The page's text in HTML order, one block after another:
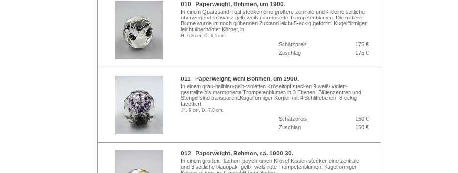
010 Paperweight, Böhmen, um 1900.
In einem Quarzsand-Topf stecken eine größere zentrale und 4 kleine seitliche
überwiegend schwarz-gelb-weiß marmorierte Trompetenblumen. Die mittlere
Blume wurde im noch glühenden Zustand leicht 5-eckig geformt. Kugelförmiger,
leicht überhöhter Körper, in
H. 6,3 cm, D. 6,5 cm.
Schätzpreis
175 €
Zuschlag
175 €
011 Paperweight, wohl Böhmen, um 1900.
In einem grau-hellblau-gelb-violetten Kröseltopf stecken 9 weiß/ violett-
gestreifte bis marmorierte Trompetenblumen in 3 Ebenen, Blütenzentren und
Stengel sind transparent.Kugelförmiger Körper mit 4 Schliffebenen, 8-eckig
facettiert
.H. 9 cm, D. 7,8 cm.
Schätzpreis
150 €
Zuschlag
150 €
012 Paperweight, Böhmen, ca. 1900-30.
In einem großen, flachen, poychromen Krösel-Kissen stecken eine zentrale
und 3 seitliche blauopak- gelb- weiß-rote Trompetenblumen. Kugelförmiger